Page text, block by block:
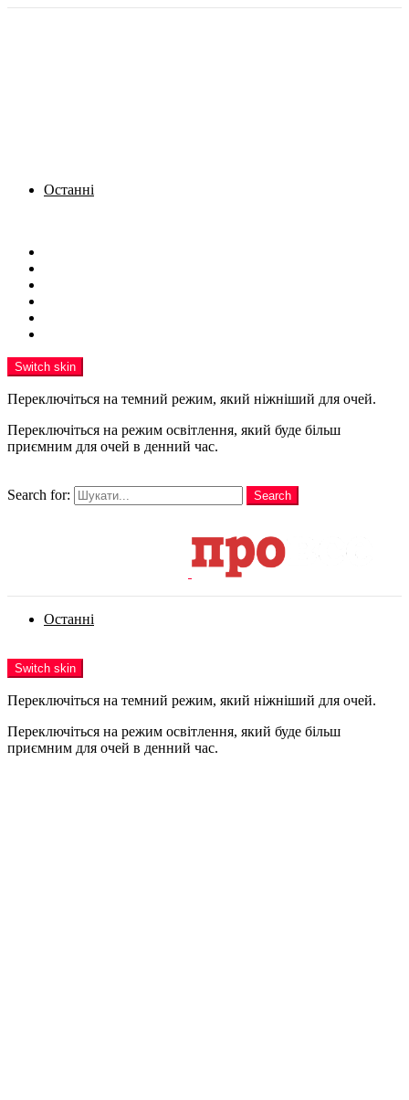
Останні
Switch skin
Переключіться на темний режим, який ніжніший для очей.
Переключіться на режим освітлення, який буде більш
приємним для очей в денний час.
Search for:
Search
Останні
Switch skin
Переключіться на темний режим, який ніжніший для очей.
Переключіться на режим освітлення, який буде більш
приємним для очей в денний час.